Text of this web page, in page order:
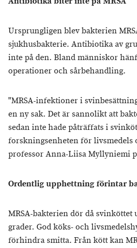
Ursprungligen blev bakterien
sjukhusbakterie. Antibiotika av
inte på den. Bland människor
operationer och sårbehandling.
"MRSA-infektioner i
en ny sak. Det är sannolikt att
sedan inte hade påträffats i
forskningsenheten för
professor Anna-Liisa Myllyniemi
Ordentlig upphettning förintar
MRSA-bakterien dör då svinköttet
grader. God köks- och
förhindra smitta. Från kött kan